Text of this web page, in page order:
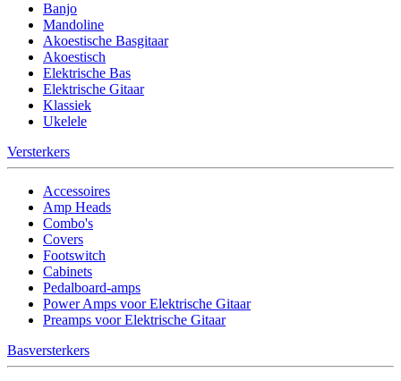
Banjo
Mandoline
Akoestische Basgitaar
Akoestisch
Elektrische Bas
Elektrische Gitaar
Klassiek
Ukelele
Versterkers
Accessoires
Amp Heads
Combo's
Covers
Footswitch
Cabinets
Pedalboard-amps
Power Amps voor Elektrische Gitaar
Preamps voor Elektrische Gitaar
Basversterkers